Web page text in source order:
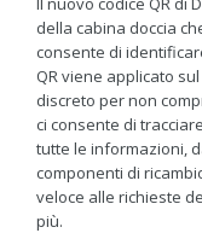
della cabina doccia
consente di
QR viene applicato
discreto per non
ci consente di
tutte le informazioni,
componenti di
veloce alle richieste
più.